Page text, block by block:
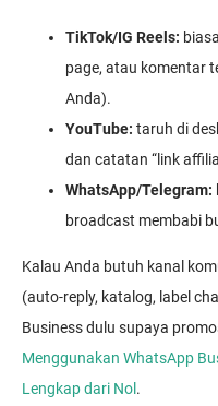
TikTok/IG Reels:
page, atau komentar
Anda).
YouTube: taruh di
dan catatan “link
WhatsApp/Telegram:
broadcast membabi
Kalau Anda butuh kanal
(auto-reply, katalog, label
Business dulu supaya
Menggunakan WhatsApp
Lengkap dari Nol .